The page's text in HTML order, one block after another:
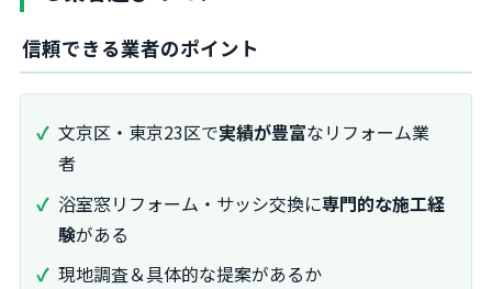
信頼できる業者のポイント
文京区・東京23区で実績が豊富なリフォーム業
者
浴室窓リフォーム・サッシ交換に専門的な施工経
験がある
現地調査＆具体的な提案があるか